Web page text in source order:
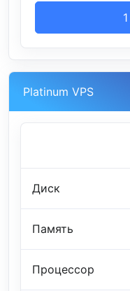
Platinum VPS
Диск
Память
Процессор